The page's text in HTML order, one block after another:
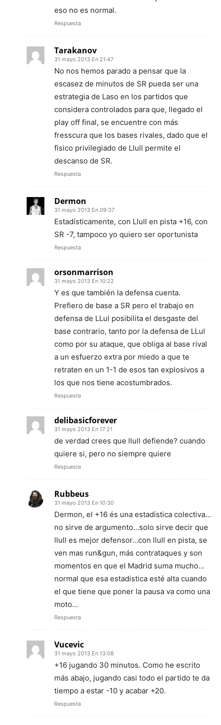
eso no es normal.
Respuesta
Tarakanov
31 mayo 2013 En 21:47
No nos hemos parado a pensar que la
escasez de minutos de SR pueda ser una
estrategia de Laso en los partidos que
considera controlados para que, llegado el
play off final, se encuentre con más
fresscura que los bases rivales, dado que el
fisico privilegiado de Llull permite el
descanso de SR.
Respuesta
Dermon
31 mayo 2013 En 09:37
Estadísticamente, con Llull en pista +16, con
SR -7, tampoco yo quiero ser oportunista
Respuesta
orsonmarrison
31 mayo 2013 En 10:22
Y es que también la defensa cuenta.
Prefiero de base a SR pero el trabajo en
defensa de LLul posibilita el desgaste del
base contrario, tanto por la defensa de LLul
como por su ataque, que obliga al base rival
a un esfuerzo extra por miedo a que te
retraten en un 1-1 de esos tan explosivos a
los que nos tiene acostumbrados.
Respuesta
delibasicforever
31 mayo 2013 En 17:21
de verdad crees que llull defiende? cuando
quiere si, pero no siempre quiere
Respuesta
Rubbeus
31 mayo 2013 En 10:30
Dermon, el +16 és una estadística colectiva…
no sirve de argumento…solo sirve decir que
llull es mejor defensor…con llull en pista, se
ven mas run&gun, más contrataques y son
momentos en que el Madrid suma mucho…
normal que esa estadistica esté alta cuando
el que tiene que poner la pausa va como una
moto…
Respuesta
Vucevic
31 mayo 2013 En 13:08
+16 jugando 30 minutos. Como he escrito
más abajo, jugando casi todo el partido te da
tiempo a estar -10 y acabar +20.
Respuesta